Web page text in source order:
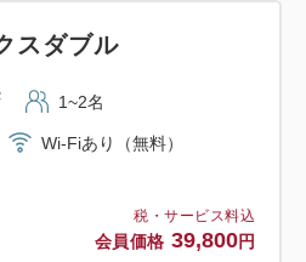
にございます。
台駅西口より徒歩1分
台空港アクセス鉄道にて約
税・サービス料込
会員価格 39,800円
スダブル
1~2名
Wi-Fiあり（無料）